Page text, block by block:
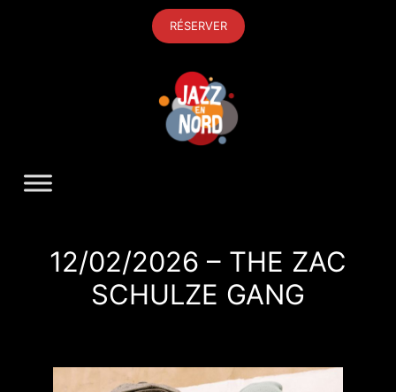
RÉSERVER
12/02/2026 – THE ZAC
SCHULZE GANG